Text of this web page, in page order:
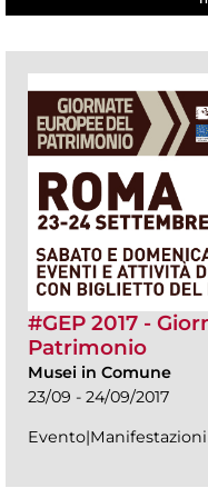
#GEP 2017 -
Patrimonio
Musei in Comune
23/09 - 24/09/2017
Evento|Manifestazioni